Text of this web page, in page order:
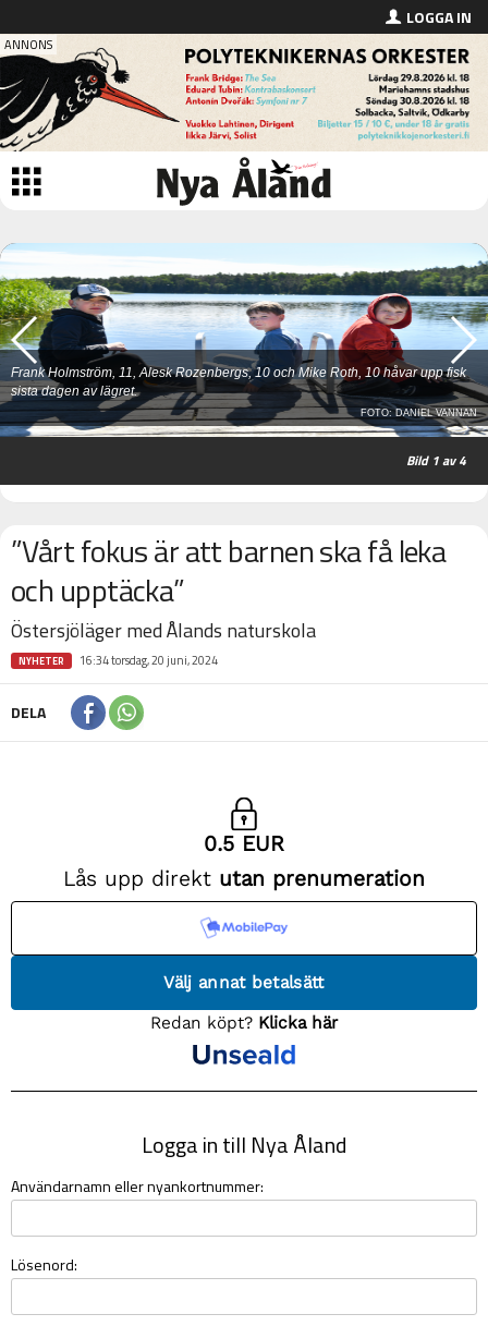
LOGGA IN
Frank Holmström, 11, Alesk Rozenbergs, 10 och Mike Roth, 10 håvar upp fisk
sista dagen av lägret.
FOTO: DANIEL VANNAN
1av 4
”Vårt fokus är att barnen ska få leka
och upptäcka”
Östersjöläger med Ålands naturskola
NYHETER 16:34 torsdag, 20 juni, 2024
DELA